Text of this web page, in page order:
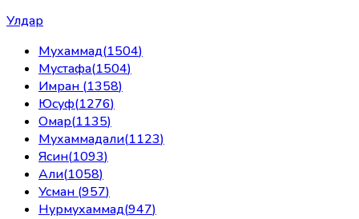
Улдар
Мухаммад(1504)
Мустафа(1504)
Имран (1358)
Юсуф(1276)
Омар(1135)
Мухаммадали(1123)
Ясин(1093)
Али(1058)
Усман (957)
Нурмухаммад(947)